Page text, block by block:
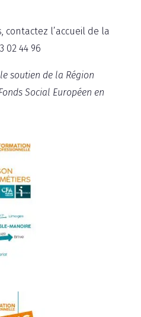
contactez l’accueil de la
02 44 96
soutien de la Région
Social Européen en